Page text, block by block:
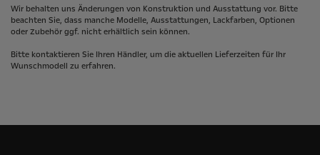
Wir behalten uns Änderungen von Konstruktion und Ausstattung vor. Bitte
beachten Sie, dass manche Modelle, Ausstattungen, Lackfarben, Optionen
oder Zubehör ggf. nicht erhältlich sein können.
Bitte kontaktieren Sie Ihren Händler, um die aktuellen Lieferzeiten für Ihr
Wunschmodell zu erfahren.